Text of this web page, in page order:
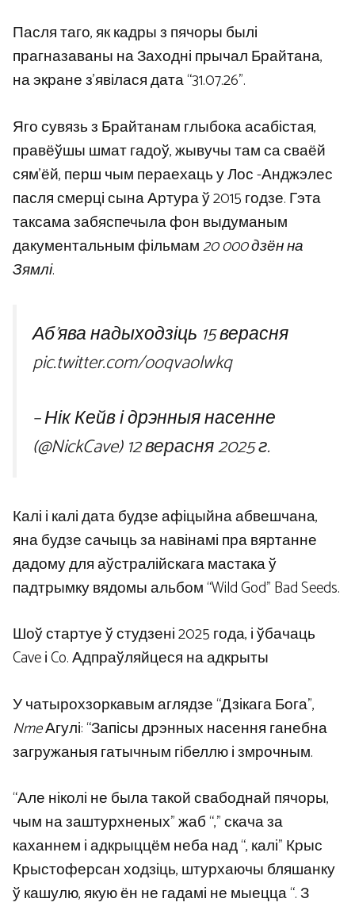
Пасля таго, як кадры з пячоры былі
прагназаваны на Заходні прычал Брайтана,
на экране з’явілася дата “31.07.26”.
Яго сувязь з Брайтанам глыбока асабістая,
правёўшы шмат гадоў, жывучы там са сваёй
сям’ёй, перш чым пераехаць у Лос -Анджэлес
пасля смерці сына Артура ў 2015 годзе. Гэта
таксама забяспечыла фон выдуманым
дакументальным фільмам20 000 дзён на
Зямлі.
Аб’ява надыходзіць 15 верасня
pic.twitter.com/ooqvaolwkq
– Нік Кейв і дрэнныя насенне
(@NickCave)12 верасня 2025 г.
Калі і калі дата будзе афіцыйна абвешчана,
яна будзе сачыць за навінамі пра вяртанне
дадому для аўстралійскага мастака ў
падтрымку вядомы альбом “Wild God” Bad Seeds.
Шоў стартуе ў студзені 2025 года, і ўбачаць
Cave і Co. Адпраўляйцеся на адкрыты
У чатырохзоркавым аглядзе “Дзікага Бога”,
NmeАгулі: “Запісы дрэнных насення ганебна
загружаныя гатычным гібеллю і змрочным.
“Але ніколі не была такой свабоднай пячоры,
чым на заштурхненых” жаб “,” скача за
каханнем і адкрыццём неба над “, калі” Крыс
Крыстоферсан ходзіць, штурхаючы бляшанку
ў кашулю, якую ён не гадамі не мыецца “. З